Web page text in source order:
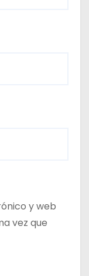
y web
vez que